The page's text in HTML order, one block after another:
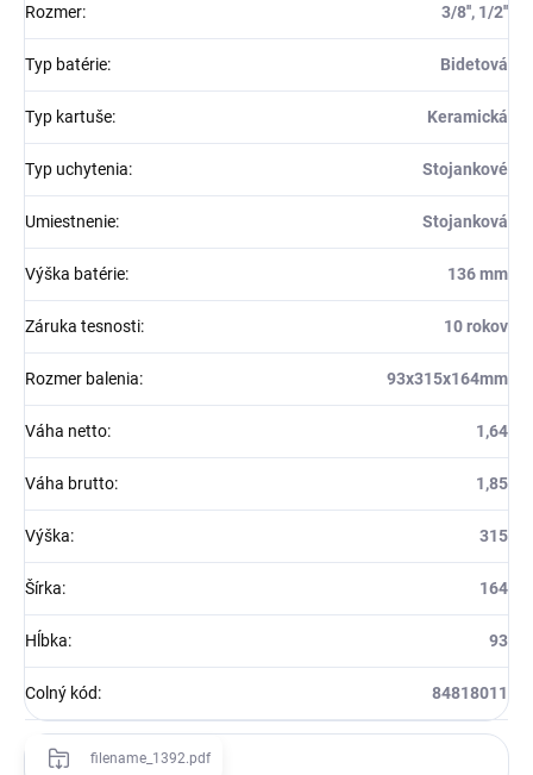
Rozmer: 3/8'', 1/2''
Typ batérie: Bidetová
Typ kartuše: Keramická
Typ uchytenia: Stojankové
Umiestnenie: Stojanková
Výška batérie: 136 mm
Záruka tesnosti: 10 rokov
Rozmer balenia: 93x315x164mm
Váha netto: 1,64
Váha brutto: 1,85
Výška: 315
Šírka: 164
Hĺbka: 93
Colný kód: 84818011
filename_1392.pdf